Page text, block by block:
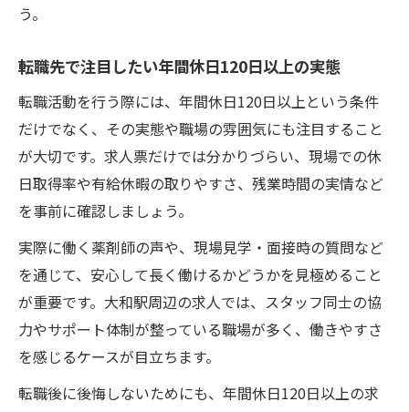
う。
転職先で注目したい年間休日120日以上の実態
転職活動を行う際には、年間休日120日以上という条件
だけでなく、その実態や職場の雰囲気にも注目すること
が大切です。求人票だけでは分かりづらい、現場での休
日取得率や有給休暇の取りやすさ、残業時間の実情など
を事前に確認しましょう。
実際に働く薬剤師の声や、現場見学・面接時の質問など
を通じて、安心して長く働けるかどうかを見極めること
が重要です。大和駅周辺の求人では、スタッフ同士の協
力やサポート体制が整っている職場が多く、働きやすさ
を感じるケースが目立ちます。
転職後に後悔しないためにも、年間休日120日以上の求